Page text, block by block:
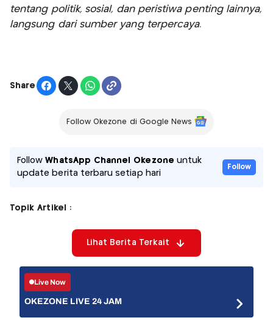
tentang politik, sosial, dan peristiwa penting lainnya,
langsung dari sumber yang terpercaya.
Share
Follow Okezone di Google News
FollowWhatsApp Channel Okezone untuk
update berita terbaru setiap hari
Follow
Topik Artikel :
Lihat Berita Terkait
Live Now
OKEZONE LIVE 24 JAM